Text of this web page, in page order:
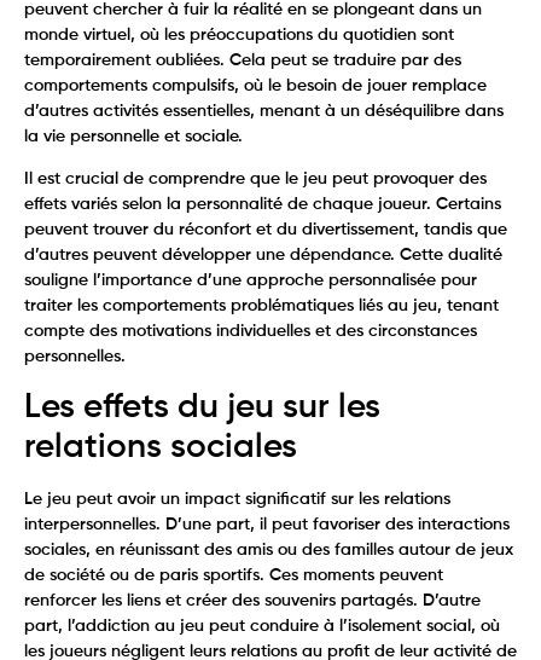
peuvent chercher à fuir la réalité en se plongeant dans un
monde virtuel, où les préoccupations du quotidien sont
temporairement oubliées. Cela peut se traduire par des
comportements compulsifs, où le besoin de jouer remplace
d’autres activités essentielles, menant à un déséquilibre dans
la vie personnelle et sociale.
Il est crucial de comprendre que le jeu peut provoquer des
effets variés selon la personnalité de chaque joueur. Certains
peuvent trouver du réconfort et du divertissement, tandis que
d’autres peuvent développer une dépendance. Cette dualité
souligne l’importance d’une approche personnalisée pour
traiter les comportements problématiques liés au jeu, tenant
compte des motivations individuelles et des circonstances
personnelles.
Les effets du jeu sur les
relations sociales
Le jeu peut avoir un impact significatif sur les relations
interpersonnelles. D’une part, il peut favoriser des interactions
sociales, en réunissant des amis ou des familles autour de jeux
de société ou de paris sportifs. Ces moments peuvent
renforcer les liens et créer des souvenirs partagés. D’autre
part, l’addiction au jeu peut conduire à l’isolement social, où
les joueurs négligent leurs relations au profit de leur activité de